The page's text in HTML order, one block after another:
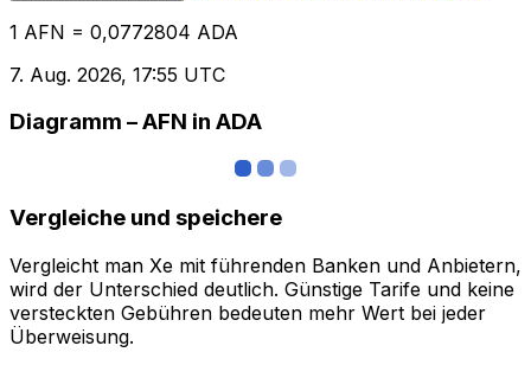
1 AFN = 0,0772804 ADA
7. Aug. 2026, 17:55 UTC
Diagramm – AFN in ADA
Vergleiche und speichere
Vergleicht man Xe mit führenden Banken und Anbietern,
wird der Unterschied deutlich. Günstige Tarife und keine
versteckten Gebühren bedeuten mehr Wert bei jeder
Überweisung.